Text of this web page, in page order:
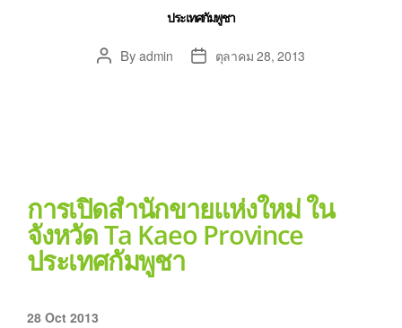
ประเทศกัมพูชา
Byadmin ตุลาคม 28, 2013
การเปิดสำนักขายแห่งใหม่ ใน
จังหวัด Ta Kaeo Province
ประเทศกัมพูชา
28 Oct 2013